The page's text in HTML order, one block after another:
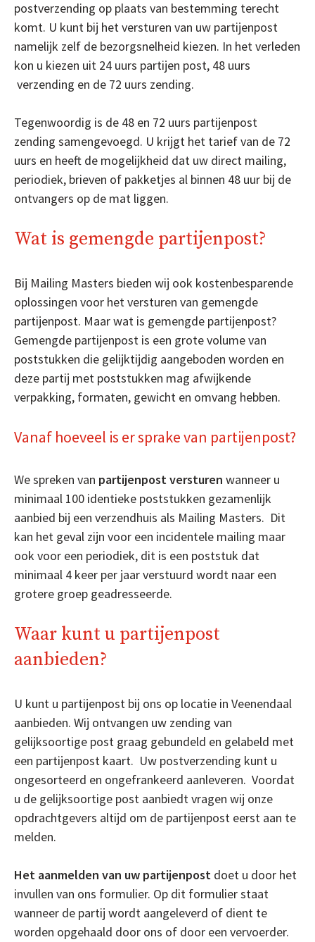
postverzending op plaats van bestemming terecht
komt. U kunt bij het versturen van uw partijenpost
namelijk zelf de bezorgsnelheid kiezen. In het verleden
kon u kiezen uit 24 uurs partijen post, 48 uurs
verzending en de 72 uurs zending.
Tegenwoordig is de 48 en 72 uurs partijenpost
zending samengevoegd. U krijgt het tarief van de 72
uurs en heeft de mogelijkheid dat uw direct mailing,
periodiek, brieven of pakketjes al binnen 48 uur bij de
ontvangers op de mat liggen.
Wat is gemengde partijenpost?
Bij Mailing Masters bieden wij ook kostenbesparende
oplossingen voor het versturen van gemengde
partijenpost. Maar wat is gemengde partijenpost?
Gemengde partijenpost is een grote volume van
poststukken die gelijktijdig aangeboden worden en
deze partij met poststukken mag afwijkende
verpakking, formaten, gewicht en omvang hebben.
Vanaf hoeveel is er sprake van partijenpost?
We spreken van partijenpost versturen wanneer u
minimaal 100 identieke poststukken gezamenlijk
aanbied bij een verzendhuis als Mailing Masters. Dit
kan het geval zijn voor een incidentele mailing maar
ook voor een periodiek, dit is een poststuk dat
minimaal 4 keer per jaar verstuurd wordt naar een
grotere groep geadresseerde.
Waar kunt u partijenpost
aanbieden?
U kunt u partijenpost bij ons op locatie in Veenendaal
aanbieden. Wij ontvangen uw zending van
gelijksoortige post graag gebundeld en gelabeld met
een partijenpost kaart. Uw postverzending kunt u
ongesorteerd en ongefrankeerd aanleveren. Voordat
u de gelijksoortige post aanbiedt vragen wij onze
opdrachtgevers altijd om de partijenpost eerst aan te
melden.
Het aanmelden van uw partijenpost doet u door het
invullen van ons formulier. Op dit formulier staat
wanneer de partij wordt aangeleverd of dient te
worden opgehaald door ons of door een vervoerder.